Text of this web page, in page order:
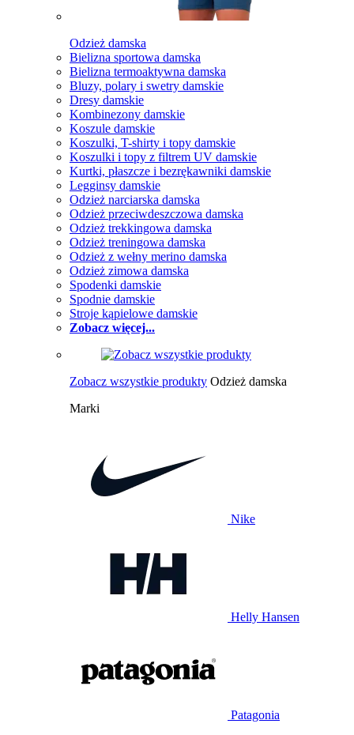
Odzież damska
Bielizna sportowa damska
Bielizna termoaktywna damska
Bluzy, polary i swetry damskie
Dresy damskie
Kombinezony damskie
Koszule damskie
Koszulki, T-shirty i topy damskie
Koszulki i topy z filtrem UV damskie
Kurtki, płaszcze i bezrękawniki damskie
Legginsy damskie
Odzież narciarska damska
Odzież przeciwdeszczowa damska
Odzież trekkingowa damska
Odzież treningowa damska
Odzież z wełny merino damska
Odzież zimowa damska
Spodenki damskie
Spodnie damskie
Stroje kąpielowe damskie
Zobacz więcej...
Zobacz wszystkie produkty Odzież damska
Marki
Nike
Helly Hansen
Patagonia